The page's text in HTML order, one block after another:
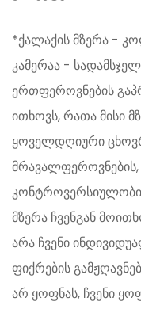
*ქალაქის მზერა -
კამერაა -
ერთფეროვნების
ითხოვს, რათა მისი
ყოველდღიური
მზერა ჩვენგან
არა ჩვენი
ფიქრების
არ ყოფნას, ჩვენი